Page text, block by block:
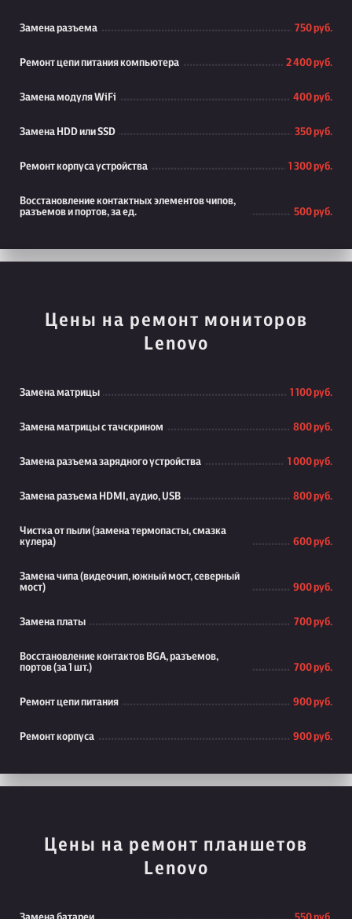
Замена разъема 750 руб.
Ремонт цепи питания компьютера 2 400 руб.
Замена модуля WiFi 400 руб.
Замена HDD или SSD 350 руб.
Ремонт корпуса устройства 1 300 руб.
Восстановление контактных элементов чипов,
разъемов и портов, за ед.
500 руб.
Цены на ремонт мониторов
Lenovo
Замена матрицы 1 100 руб.
Замена матрицы с тачскрином 800 руб.
Замена разъема зарядного устройства 1 000 руб.
Замена разъема HDMI, аудио, USB 800 руб.
Чистка от пыли (замена термопасты, смазка
кулера)
600 руб.
Замена чипа (видеочип, южный мост, северный
мост)
900 руб.
Замена платы 700 руб.
Восстановление контактов BGA, разъемов,
портов (за 1 шт.)
700 руб.
Ремонт цепи питания 900 руб.
Ремонт корпуса 900 руб.
Цены на ремонт планшетов
Lenovo